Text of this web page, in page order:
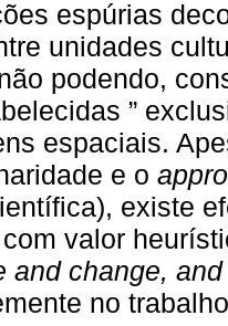
espúrias
unidades
podendo,
”
espaciais.
e o
existe
valor
and change,
no